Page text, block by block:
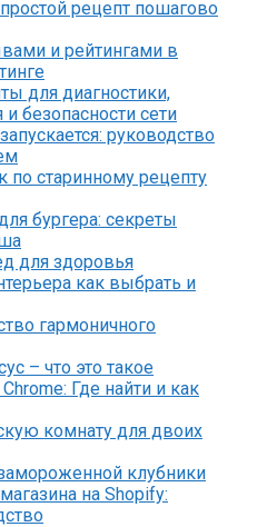
рецепт пошагово
и рейтингами в
для диагностики,
безопасности сети
руководство
старинному рецепту
бургера: секреты
для здоровья
как выбрать и
гармоничного
– что это такое
Где найти и как
комнату для двоих
клубники
на Shopify: